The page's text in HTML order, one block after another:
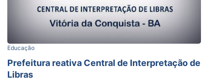
Educação
Prefeitura reativa Central de Interpretação de
Libras